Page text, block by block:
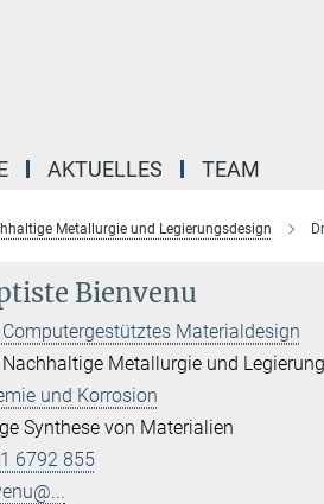
AKTUELLES TEAM
Metallurgie und Legierungsdesign
Bienvenu
Materialdesign
Metallurgie und
und Korrosion
Synthese von Materialien
6792 855